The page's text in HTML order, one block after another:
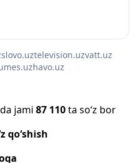
slovo.uztelevision.uzvatt.uz
havo.uz
jami 87 110ta so‘z bor
qo‘shish